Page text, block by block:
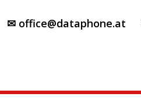
✉ office@dataphone.at